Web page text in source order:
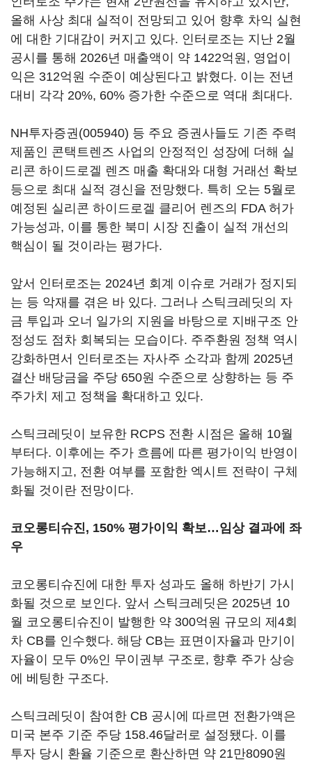
올해 사상 최대 실적이 전망되고 있어 향후 차익 실현
에 대한 기대감이 커지고 있다. 인터로조는 지난 2월
공시를 통해 2026년 매출액이 약 1422억원, 영업이
익은 312억원 수준이 예상된다고 밝혔다. 이는 전년
대비 각각 20%, 60% 증가한 수준으로 역대 최대다.
NH투자증권(005940) 등 주요 증권사들도 기존 주력
제품인 콘택트렌즈 사업의 안정적인 성장에 더해 실
리콘 하이드로겔 렌즈 매출 확대와 대형 거래선 확보
등으로 최대 실적 경신을 전망했다. 특히 오는 5월로
예정된 실리콘 하이드로겔 클리어 렌즈의 FDA 허가
가능성과, 이를 통한 북미 시장 진출이 실적 개선의
핵심이 될 것이라는 평가다.
앞서 인터로조는 2024년 회계 이슈로 거래가 정지되
는 등 악재를 겪은 바 있다. 그러나 스틱크레딧의 자
금 투입과 오너 일가의 지원을 바탕으로 지배구조 안
정성도 점차 회복되는 모습이다. 주주환원 정책 역시
강화하면서 인터로조는 자사주 소각과 함께 2025년
결산 배당금을 주당 650원 수준으로 상향하는 등 주
주가치 제고 정책을 확대하고 있다.
스틱크레딧이 보유한 RCPS 전환 시점은 올해 10월
부터다. 이후에는 주가 흐름에 따른 평가이익 반영이
가능해지고, 전환 여부를 포함한 엑시트 전략이 구체
화될 것이란 전망이다.
코오롱티슈진, 150% 평가이익 확보…임상 결과에 좌
우
코오롱티슈진에 대한 투자 성과도 올해 하반기 가시
화될 것으로 보인다. 앞서 스틱크레딧은 2025년 10
월 코오롱티슈진이 발행한 약 300억원 규모의 제4회
차 CB를 인수했다. 해당 CB는 표면이자율과 만기이
자율이 모두 0%인 무이권부 구조로, 향후 주가 상승
에 베팅한 구조다.
스틱크레딧이 참여한 CB 공시에 따르면 전환가액은
미국 본주 기준 주당 158.46달러로 설정됐다. 이를
투자 당시 환율 기준으로 환산하면 약 21만8090원